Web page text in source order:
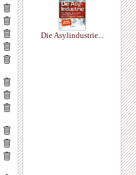
Die Asylindustrie...